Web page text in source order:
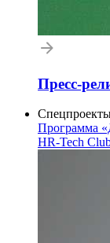
Пресс-
Программа
HR-Tech